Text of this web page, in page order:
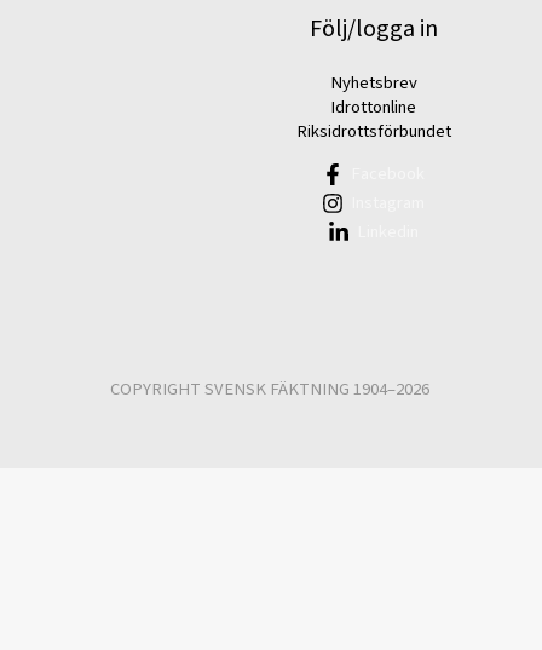
Följ/logga in
Nyhetsbrev
Idrottonline
Riksidrottsförbundet
COPYRIGHT SVENSK FÄKTNING 1904–2026